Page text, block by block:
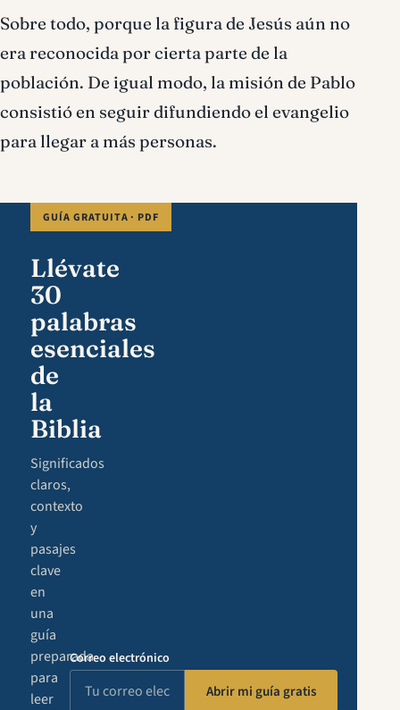
Sobre todo, porque la figura de Jesús aún no
era reconocida por cierta parte de la
población. De igual modo, la misión de Pablo
consistió en seguir difundiendo el evangelio
para llegar a más personas.
GUÍA GRATUITA · PDF
Llévate
30
palabras
esenciales
de
la
Biblia
Significados
claros,
contexto
y
pasajes
clave
en
una
guía
preparada
para
leer
Correo electrónico
Abrir mi guía gratis